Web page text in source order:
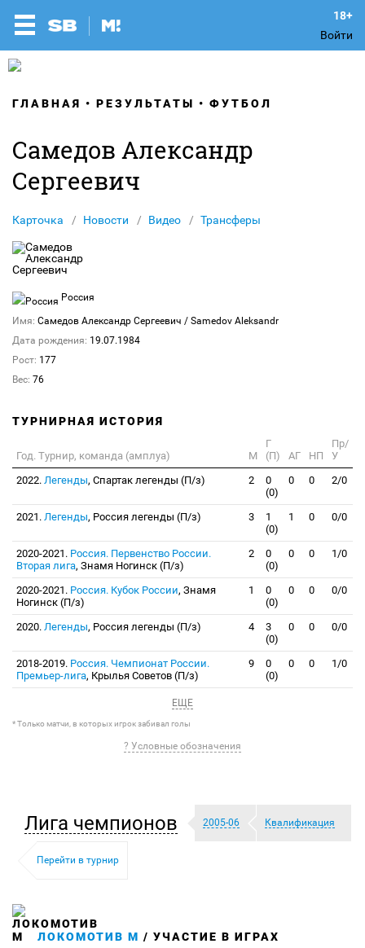
Войти
ГЛАВНАЯ РЕЗУЛЬТАТЫ ФУТБОЛ
Самедов Александр
Сергеевич
Карточка Новости Видео Трансферы
Россия
Имя: Самедов Александр Сергеевич / Samedov Aleksandr
Дата рождения: 19.07.1984
Рост: 177
Вес: 76
ТУРНИРНАЯ ИСТОРИЯ
Год. Турнир, команда (амплуа) М
Г
(П)
АГ НП
Пр/
У
2022. Легенды, Спартак легенды (П/з) 2
0
(0)
0 0 2/0
2021. Легенды, Россия легенды (П/з) 3
1
(0)
1 0 0/0
2020-2021. Россия. Первенство России.
Вторая лига, Знамя Ногинск (П/з)
2
0
(0)
0 0 1/0
2020-2021. Россия. Кубок России, Знамя
Ногинск (П/з)
1
0
(0)
0 0 0/0
2020. Легенды, Россия легенды (П/з) 4
3
(0)
0 0 0/0
2018-2019. Россия. Чемпионат России.
Премьер-лига, Крылья Советов (П/з)
9
0
(0)
0 0 1/0
ЕЩЕ
* Только матчи, в которых игрок забивал голы
? Условные обозначения
Лига чемпионов 2005-06 Квалификация
Перейти в турнир
ЛОКОМОТИВ М / УЧАСТИЕ В ИГРАХ